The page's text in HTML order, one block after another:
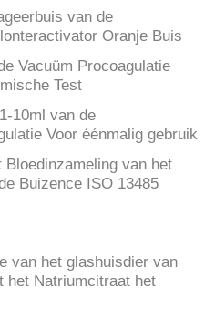
van de
Oranje Buis
Vacuüm Procoagulatie
Test
10ml van de
Voor éénmalig gebruik
van het
Buizence ISO 13485
van het glashuisdier van
het Natriumcitraat het